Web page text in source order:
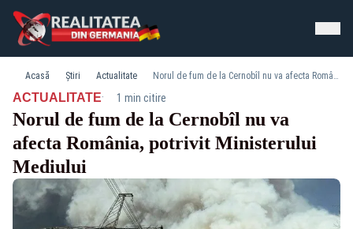
Acasă Știri Actualitate Norul de fum de la Cernobîl nu va afecta România, potrivit Ministerului Mediului
ACTUALITATE· 1 min citire
Norul de fum de la Cernobîl nu va
afecta România, potrivit Ministerului
Mediului